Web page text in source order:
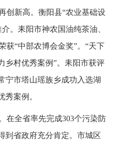
创新高。衡阳县“农业基础设
。耒阳市神农国油纯茶油、
获“中部农博会金奖”。“天下
乡村优秀案例”。耒阳市获评
宁市塔山瑶族乡成功入选湖
秀案例。
在全省率先完成303个污染防
到省政府充分肯定。市城区